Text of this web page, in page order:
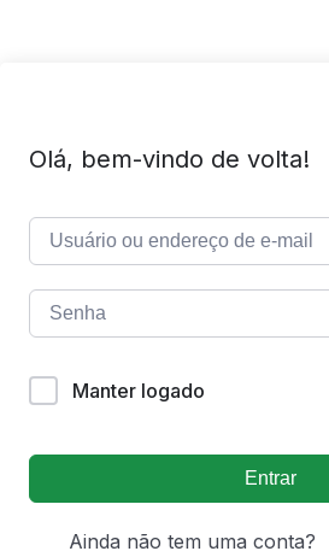
Olá, bem-vindo de volta!
Manter logado
Entrar
Ainda não tem uma conta?